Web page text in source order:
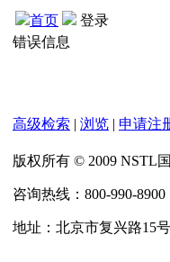
首页
登录
错误信息
高级检索 | 浏览 | 申请注
版权所有 © 2009 NSTL
咨询热线：800-990-
地址：北京市复兴路15